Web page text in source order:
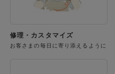
修理・カスタマイズ
お客さまの毎日に寄り添えるように